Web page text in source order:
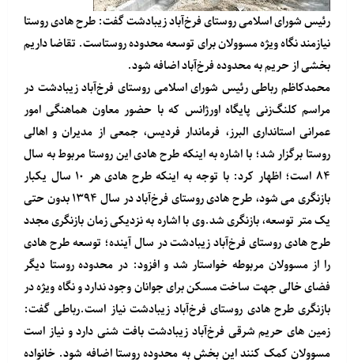
رئیس شورای اسلامی روستای فرخ‌آباد زیبادشت گفت: طرح هادی روستا
نیازمند نگاه ویژه مسوولان برای توسعه محدوده روستاست. تقاضا داریم
بخشی از حریم به محدوده فرخ‌آباد اضافه شود.
محمدکاظم رباطی رئیس شورای اسلامی روستای فرخ‌آباد زیبادشت در
مراسم کلنگ‌زنی پایگاه اورژانس که با حضور معاون هماهنگی امور
عمرانی استانداری البرز، فرماندار فردیس، جمعی از مدیران و اهالی
روستا برگزار شد؛ با اشاره به اینکه طرح هادی این روستا مربوط به سال
۸۴ است؛ اظهار کرد: با توجه به اینکه طرح هادی هر ۱۰ سال یکبار
بازنگری می شود، طرح هادی روستای فرخ‌آباد در سال ۱۳۹۴ بدون حتی
یک متر توسعه، بازنگری شد.وی با اشاره به نزدیکی زمان بازنگری مجدد
طرح هادی روستای فرخ‌آباد زیبادشت در سال آینده؛ توسعه طرح هادی
را از مسوولان مربوطه خواستار شد و افزود: در محدوده روستا دیگر
فضای خالی جهت ساخت مسکن برای جوانان وجود ندارد و نگاه ویژه در
بازنگری طرح هادی روستای فرخ‌آباد زیبادشت نیاز است.رباطی گفت:
زمین های حریم شرقی فرخ‌آباد زیبادشت بافت شنی دارد و نیاز است
مسوولان کمک کنند این بخش به محدوده روستا اضافه شود. خانواده